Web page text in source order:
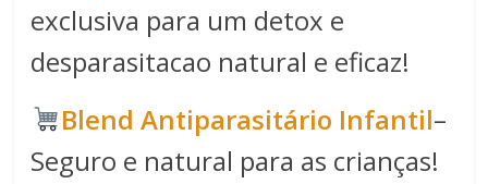
exclusiva para um detox e
desparasitacao natural e eficaz!
Blend Antiparasitário Infantil–
Seguro e natural para as crianças!